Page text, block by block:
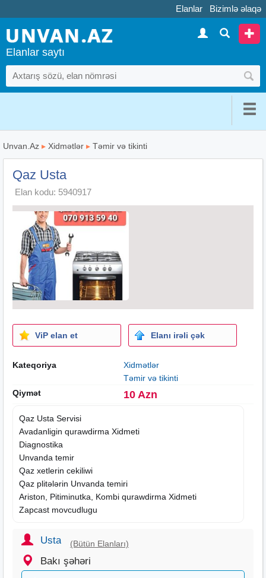
Elanlar Bizimlə əlaqə
Elanlar saytı
Unvan.Az ▸ Xidmətlər ▸ Təmir və tikinti
Qaz Usta
Elan kodu: 5940917
ViP elan et Elanı irəli çək
Kateqoriya
Xidmətlər
Təmir və tikinti
Qiymət
10 Azn
Qaz Usta Servisi
Avadanligin qurawdirma Xidmeti
Diagnostika
Unvanda temir
Qaz xetlerin cekiliwi
Qaz plitələrin Unvanda temiri
Ariston, Pitiminutka, Kombi qurawdirma Xidmeti
Zapcast movcudlugu
Usta (Bütün Elanları)
Bakı şəhəri